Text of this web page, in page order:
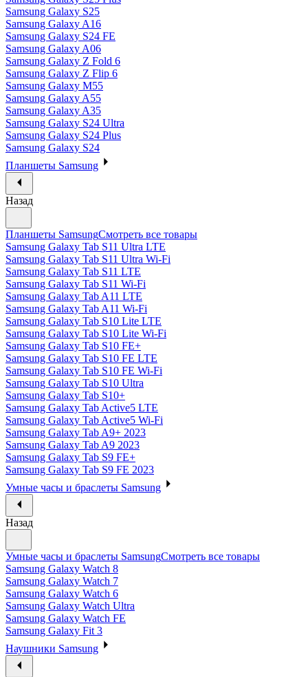
Samsung Galaxy S25
Samsung Galaxy A16
Samsung Galaxy S24 FE
Samsung Galaxy A06
Samsung Galaxy Z Fold 6
Samsung Galaxy Z Flip 6
Samsung Galaxy M55
Samsung Galaxy A55
Samsung Galaxy A35
Samsung Galaxy S24 Ultra
Samsung Galaxy S24 Plus
Samsung Galaxy S24
Планшеты Samsung
Назад
Планшеты SamsungСмотреть все товары
Samsung Galaxy Tab S11 Ultra LTE
Samsung Galaxy Tab S11 Ultra Wi-Fi
Samsung Galaxy Tab S11 LTE
Samsung Galaxy Tab S11 Wi-Fi
Samsung Galaxy Tab A11 LTE
Samsung Galaxy Tab A11 Wi-Fi
Samsung Galaxy Tab S10 Lite LTE
Samsung Galaxy Tab S10 Lite Wi-Fi
Samsung Galaxy Tab S10 FE+
Samsung Galaxy Tab S10 FE LTE
Samsung Galaxy Tab S10 FE Wi-Fi
Samsung Galaxy Tab S10 Ultra
Samsung Galaxy Tab S10+
Samsung Galaxy Tab Active5 LTE
Samsung Galaxy Tab Active5 Wi-Fi
Samsung Galaxy Tab A9+ 2023
Samsung Galaxy Tab A9 2023
Samsung Galaxy Tab S9 FE+
Samsung Galaxy Tab S9 FE 2023
Умные часы и браслеты Samsung
Назад
Умные часы и браслеты SamsungСмотреть все товары
Samsung Galaxy Watch 8
Samsung Galaxy Watch 7
Samsung Galaxy Watch 6
Samsung Galaxy Watch Ultra
Samsung Galaxy Watch FE
Samsung Galaxy Fit 3
Наушники Samsung